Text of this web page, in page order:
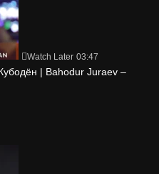
Watch Later 03:47
| Bahodur Juraev –